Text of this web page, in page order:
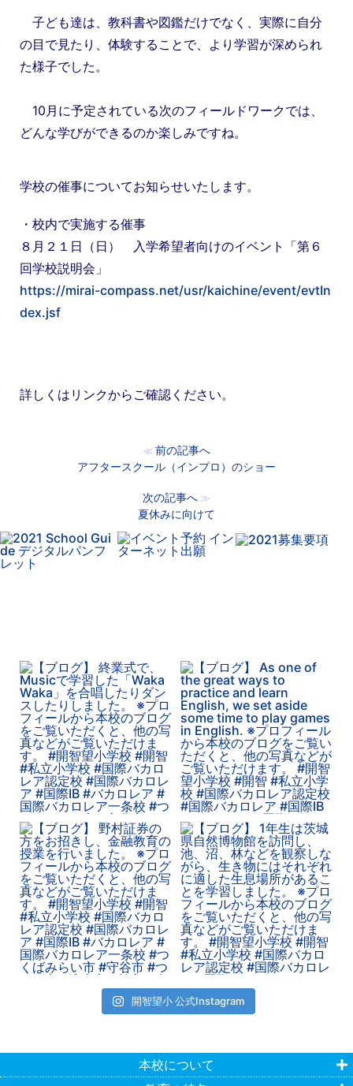
子ども達は、教科書や図鑑だけでなく、実際に自分
の目で見たり、体験することで、 より学習が深められ
た様子でした。
10月に予定されている次のフィールドワークでは、
どんな学びができるのか楽しみですね。
学校の催事についてお知らせいたします。
・校内で実施する催事
８月２１日（日） 入学希望者向けのイベント「第６
回学校説明会」
https://mirai-compass.net/usr/kaichine/event/evtIn
dex.jsf
詳しくはリンクからご確認ください。
≪ 前の記事へ
アフタースクール（インプロ）のショー
次の記事へ ≫
夏休みに向けて
開智望小 公式Instagram
本校について